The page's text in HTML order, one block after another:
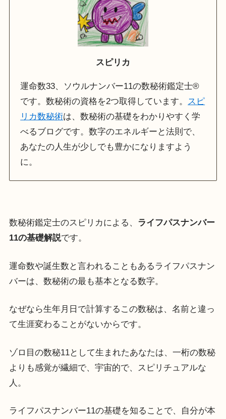
スピリカ
運命数33、ソウルナンバー11の数秘術鑑定士®
です。数秘術の資格を2つ取得しています。 スピ
リカ数秘術は、数秘術の基礎をわかりやすく学
べるブログです。数字のエネルギーと法則で、
あなたの人生が少しでも豊かになりますよう
に。
数秘術鑑定士のスピリカによる、 ライフパスナンバー
11の基礎解説です。
運命数や誕生数と言われることもあるライフパスナン
バーは、数秘術の最も基本となる数字。
なぜなら生年月日で計算するこの数秘は、名前と違っ
て生涯変わることがないからです。
ゾロ目の数秘11として生まれたあなたは、一桁の数秘
よりも感覚が繊細で、宇宙的で、スピリチュアルな
人。
ライフパスナンバー11の基礎を知ることで、自分が本